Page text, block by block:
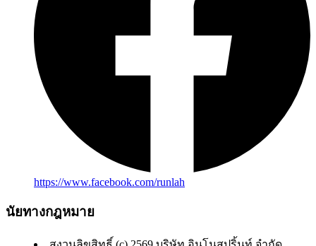
https://www.facebook.com/runlah
นัยทางกฎหมาย